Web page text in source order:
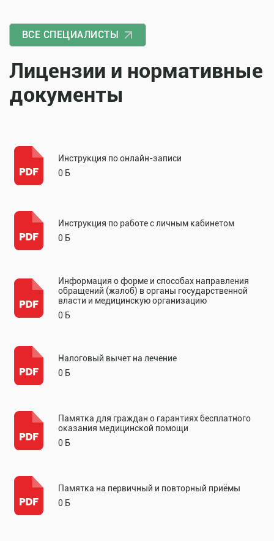
ВСЕ СПЕЦИАЛИСТЫ
Лицензии и нормативные
документы
Инструкция по онлайн-записи
0 Б
Инструкция по работе с личным кабинетом
0 Б
Информация о форме и способах направления
обращений (жалоб) в органы государственной
власти и медицинскую организацию
0 Б
Налоговый вычет на лечение
0 Б
Памятка для граждан о гарантиях бесплатного
оказания медицинской помощи
0 Б
Памятка на первичный и повторный приёмы
0 Б